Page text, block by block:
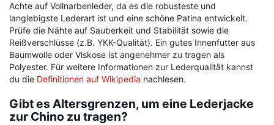
Achte auf Vollnarbenleder, da es die robusteste und
langlebigste Lederart ist und eine schöne Patina entwickelt.
Prüfe die Nähte auf Sauberkeit und Stabilität sowie die
Reißverschlüsse (z.B. YKK-Qualität). Ein gutes Innenfutter aus
Baumwolle oder Viskose ist angenehmer zu tragen als
Polyester. Für weitere Informationen zur Lederqualität kannst
du die Definitionen auf Wikipedia nachlesen.
Gibt es Altersgrenzen, um eine Lederjacke
zur Chino zu tragen?